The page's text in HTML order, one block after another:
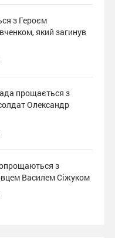
з Героєм
який загинув
прощається з
Олександр
з
Василем Сіжуком